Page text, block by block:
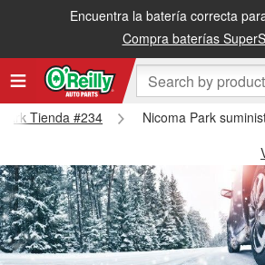
Encuentra la batería correcta
Compra baterías
Tienda #234
Nicoma Park